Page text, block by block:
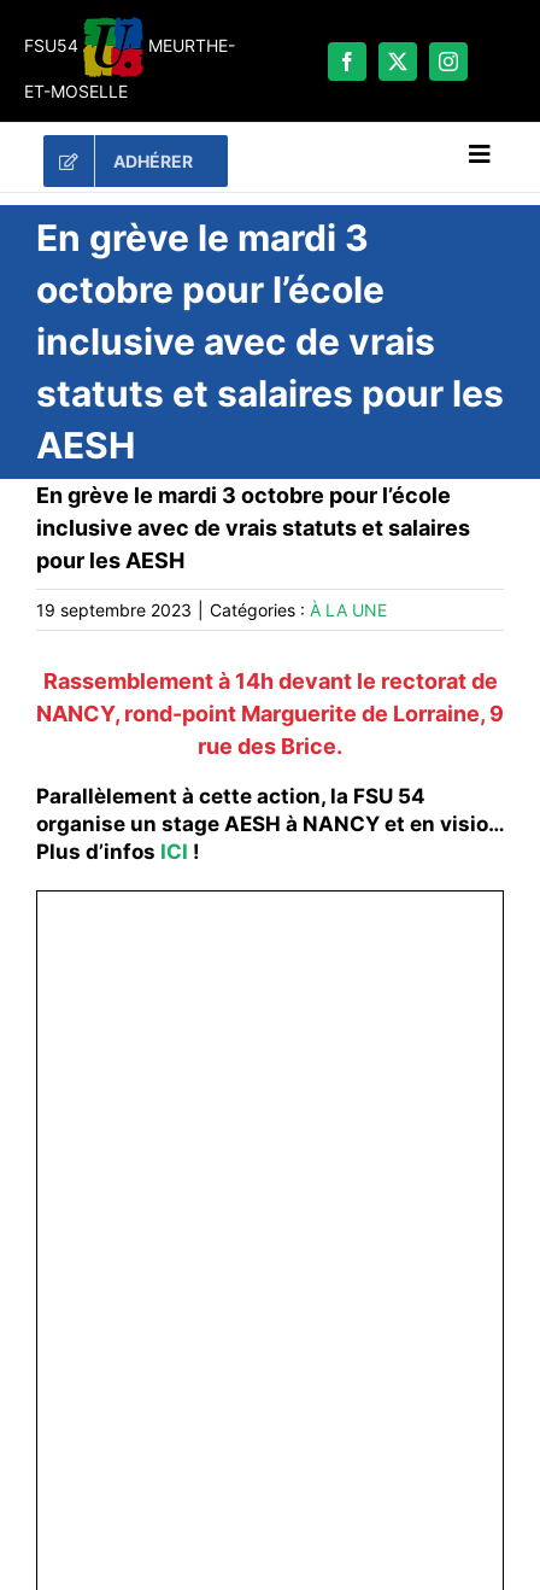
FSU54 MEURTHE-
ET-MOSELLE
ADHÉRER
RECHERCHER:
LES UNES
#ACTUALITÉS
LA FSU 54
CONTACT
#VOS ÉLUES
#COMMUNIQUÉS
#DÉBATS
En grève le mardi 3
octobre pour l’école
inclusive avec de vrais
statuts et salaires pour les
AESH
En grève le mardi 3 octobre pour l’école
inclusive avec de vrais statuts et salaires
pour les AESH
19 septembre 2023 Catégories : À LA UNE
Rassemblement à 14hdevant le rectorat de
NANCY, rond-point Marguerite de Lorraine, 9
rue des Brice.
Parallèlement à cette action, la FSU 54
organise un stage AESH à NANCY et en visio…
Plus d’infos ICI !